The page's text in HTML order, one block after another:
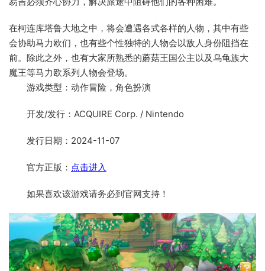
在柯连库塔鲁大地之中，将会遭遇各式各样的人物，其中有些
会协助马力欧们，也有些个性独特的人物会以敌人身份阻挡在
前。除此之外，也有大家所熟悉的蘑菇王国公主以及乌龟族大
魔王等马力欧系列人物会登场。
游戏类型：动作冒险，角色扮演
开发/发行：ACQUIRE Corp. / Nintendo
发行日期：2024-11-07
官方正版： 点击进入
如果喜欢该游戏请务必到官网支持！